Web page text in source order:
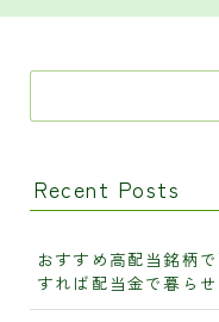
Recent Posts
おすすめ高配当銘柄
すれば配当金で暮ら